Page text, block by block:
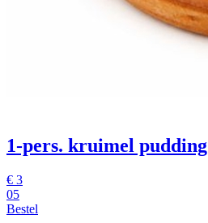
1-pers. kruimel pudding
€ 3
05
Bestel